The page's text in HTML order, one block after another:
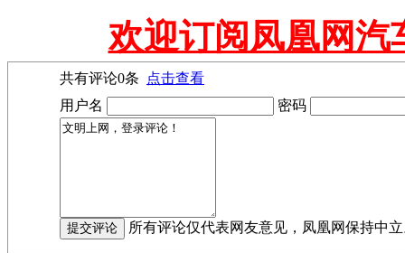
欢迎订阅凤凰网汽
共有评论0条
点击查看
用户名
密码
所有评论仅代表网友意见，凤凰网保持中